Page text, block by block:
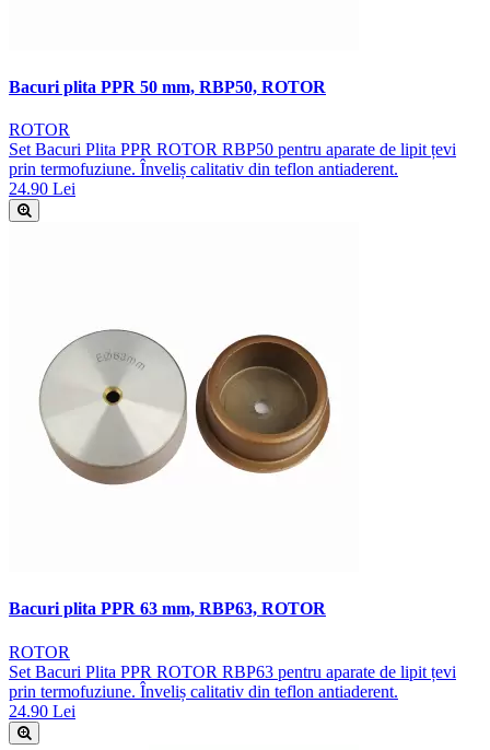
Bacuri plita PPR 50 mm, RBP50, ROTOR
ROTOR
Set Bacuri Plita PPR ROTOR RBP50 pentru aparate de lipit țevi
prin termofuziune. Înveliș calitativ din teflon antiaderent.
24.90 Lei
Bacuri plita PPR 63 mm, RBP63, ROTOR
ROTOR
Set Bacuri Plita PPR ROTOR RBP63 pentru aparate de lipit țevi
prin termofuziune. Înveliș calitativ din teflon antiaderent.
24.90 Lei